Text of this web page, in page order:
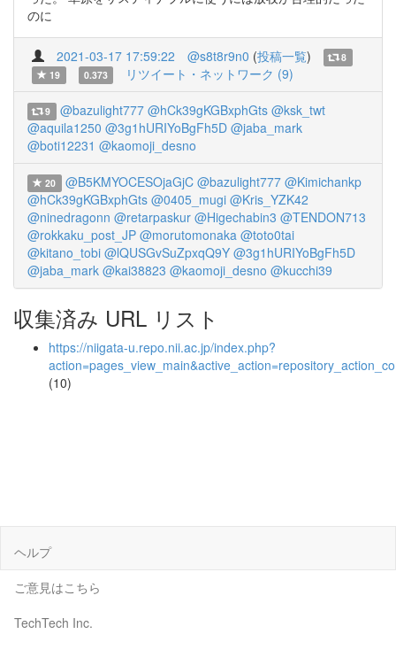
のに
2021-03-17 17:59:22 @s8t8r9n0 (投稿一覧)
8
19
0.373 リツイート・ネットワーク (9)
9 @bazulight777 @hCk39gKGBxphGts @ksk_twt
@aquila1250 @3g1hURIYoBgFh5D @jaba_mark
@boti12231 @kaomoji_desno
20 @B5KMYOCESOjaGjC @bazulight777 @Kimichankp
@hCk39gKGBxphGts @0405_mugi @Kris_YZK42
@ninedragonn @retarpaskur @Higechabin3 @TENDON713
@rokkaku_post_JP @morutomonaka @toto0tai
@kitano_tobi @lQUSGvSuZpxqQ9Y @3g1hURIYoBgFh5D
@jaba_mark @kai38823 @kaomoji_desno @kucchi39
収集済み URL リスト
https://niigata-u.repo.nii.ac.jp/index.php?
(10)
ヘルプ
ご意見はこちら
TechTech Inc.